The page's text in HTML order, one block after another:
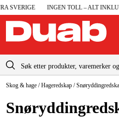
INGEN TOLL – ALT
Norge
Sverige
Maskiner og verktøy
info@duab.no
Skog & hage /Hageredskap /